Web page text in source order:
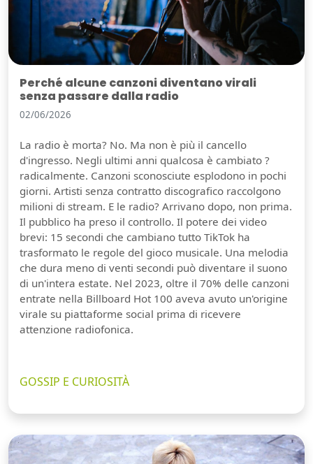
Perché alcune canzoni diventano virali
senza passare dalla radio
02/06/2026
La radio è morta? No. Ma non è più il cancello
d'ingresso. Negli ultimi anni qualcosa è cambiato ?
radicalmente. Canzoni sconosciute esplodono in pochi
giorni. Artisti senza contratto discografico raccolgono
milioni di stream. E le radio? Arrivano dopo, non prima.
Il pubblico ha preso il controllo. Il potere dei video
brevi: 15 secondi che cambiano tutto TikTok ha
trasformato le regole del gioco musicale. Una melodia
che dura meno di venti secondi può diventare il suono
di un'intera estate. Nel 2023, oltre il 70% delle canzoni
entrate nella Billboard Hot 100 aveva avuto un'origine
virale su piattaforme social prima di ricevere
attenzione radiofonica.
GOSSIP E CURIOSITÀ